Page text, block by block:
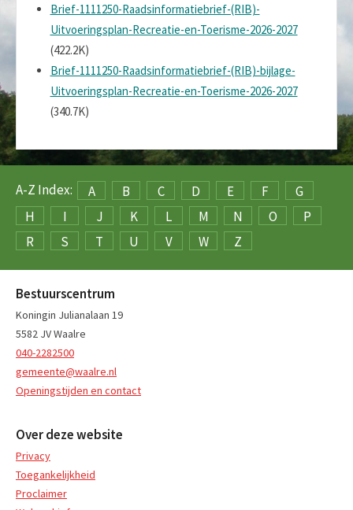
Brief-1111250-Raadsinformatiebrief-(RIB)-
Uitvoeringsplan-Recreatie-en-Toerisme-2026-2027
(422.2K)
Brief-1111250-Raadsinformatiebrief-(RIB)-bijlage-
Uitvoeringsplan-Recreatie-en-Toerisme-2026-2027
(340.7K)
A-Z Index: A B C D E F
G
H
I J K L M N O
P
R
S T U V W Z
Bestuurscentrum
Koningin Julianalaan 19
5582 JV Waalre
040-2282500
gemeente@waalre.nl
Openingstijden en contact
Over deze website
Privacy
Toegankelijkheid
Proclaimer